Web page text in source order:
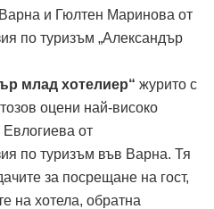
и Гюлтен Маринова от
по туризъм „Александър
млад хотелиер“ журито с
оцени най-високо
от
по туризъм във Варна. Тя
за посрещане на гост,
на хотела, обратна